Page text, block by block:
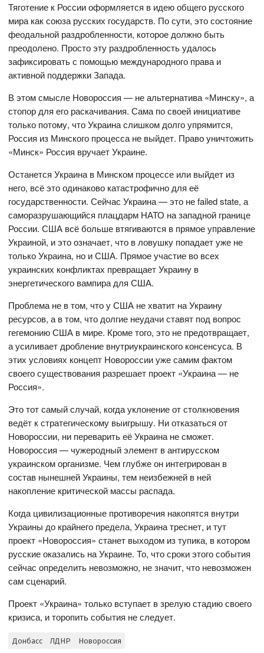
Тяготение к России оформляется в идею общего русского
мира как союза русских государств. По сути, это состояние
феодальной раздробленности, которое должно быть
преодолено. Просто эту раздробленность удалось
зафиксировать с помощью международного права и
активной поддержки Запада.
В этом смысле Новороссия — не альтернатива «Минску», а
стопор для его раскачивания. Сама по своей инициативе
только потому, что Украина слишком долго упрямится,
Россия из Минского процесса не выйдет. Право уничтожить
«Минск» Россия вручает Украине.
Останется Украина в Минском процессе или выйдет из
него, всё это одинаково катастрофично для её
государственности. Сейчас Украина — это не failed state, а
саморазрушающийся плацдарм НАТО на западной границе
России. США всё больше втягиваются в прямое управление
Украиной, и это означает, что в ловушку попадает уже не
только Украина, но и США. Прямое участие во всех
украинских конфликтах превращает Украину в
энергетического вампира для США.
Проблема не в том, что у США не хватит на Украину
ресурсов, а в том, что долгие неудачи ставят под вопрос
гегемонию США в мире. Кроме того, это не предотвращает,
а усиливает дробление внутриукраинского консенсуса. В
этих условиях концепт Новороссии уже самим фактом
своего существования разрешает проект «Украина — не
Россия».
Это тот самый случай, когда уклонение от столкновения
ведёт к стратегическому выигрышу. Ни отказаться от
Новороссии, ни переварить её Украина не сможет.
Новороссия — чужеродный элемент в антирусском
украинском организме. Чем глубже он интегрирован в
состав нынешней Украины, тем неизбежней в ней
накопление критической массы распада.
Когда цивилизационные противоречия накопятся внутри
Украины до крайнего предела, Украина треснет, и тут
проект «Новороссия» станет выходом из тупика, в котором
русские оказались на Украине. То, что сроки этого события
сейчас определить невозможно, не значит, что невозможен
сам сценарий.
Проект «Украина» только вступает в зрелую стадию своего
кризиса, и торопить события не следует.
Донбасс ЛДНР Новороссия